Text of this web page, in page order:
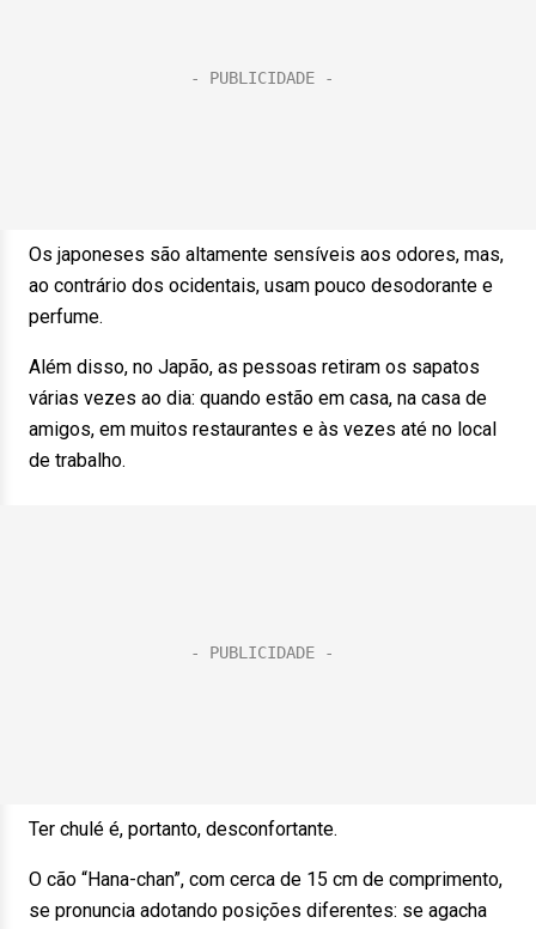
Os japoneses são altamente sensíveis aos odores, mas,
ao contrário dos ocidentais, usam pouco desodorante e
perfume.
Além disso, no Japão, as pessoas retiram os sapatos
várias vezes ao dia: quando estão em casa, na casa de
amigos, em muitos restaurantes e às vezes até no local
de trabalho.
Ter chulé é, portanto, desconfortante.
O cão “Hana-chan”, com cerca de 15 cm de comprimento,
se pronuncia adotando posições diferentes: se agacha